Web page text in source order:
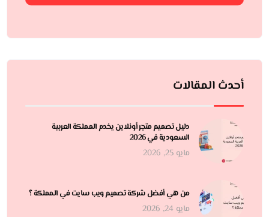
أحدث المقالات
دليل تصميم متجر أونلاين يخدم المملكة العربية
السعودية في 2026
مايو 25, 2026
من هي أفضل شركة تصميم ويب سايت في المملكة ؟
مايو 24, 2026